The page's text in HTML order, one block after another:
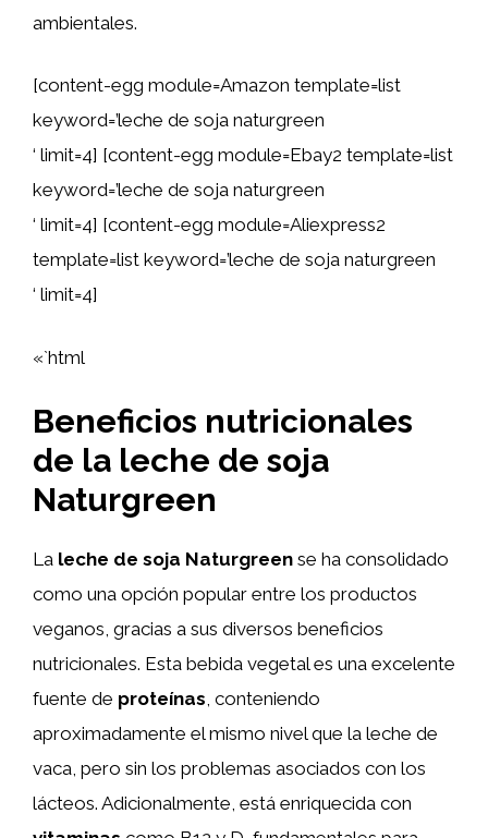
ambientales.
[content-egg module=Amazon template=list
keyword=’leche de soja naturgreen
‘ limit=4] [content-egg module=Ebay2 template=list
keyword=’leche de soja naturgreen
‘ limit=4] [content-egg module=Aliexpress2
template=list keyword=’leche de soja naturgreen
‘ limit=4]
«`html
Beneficios nutricionales
de la leche de soja
Naturgreen
La leche de soja Naturgreen se ha consolidado
como una opción popular entre los productos
veganos, gracias a sus diversos beneficios
nutricionales. Esta bebida vegetal es una excelente
fuente de proteínas, conteniendo
aproximadamente el mismo nivel que la leche de
vaca, pero sin los problemas asociados con los
lácteos. Adicionalmente, está enriquecida con